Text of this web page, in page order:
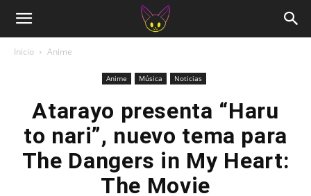
Inicio Anime
Anime Música Noticias
Atarayo presenta “Haru
to nari”, nuevo tema para
The Dangers in My Heart:
The Movie